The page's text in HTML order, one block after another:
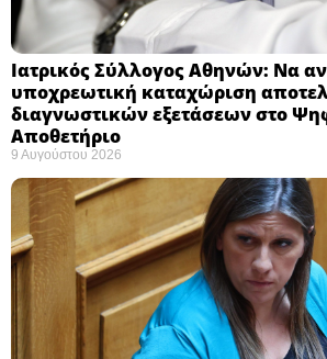
Ιατρικός Σύλλογος Αθηνών: Να
υποχρεωτική καταχώριση
διαγνωστικών εξετάσεων στο
Αποθετήριο ​
9 Αυγούστου 2026